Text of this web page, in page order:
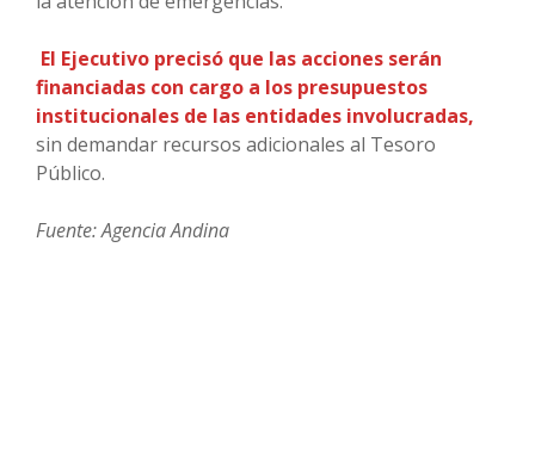
El Ejecutivo precisó que las acciones serán
financiadas con cargo a los presupuestos
institucionales de las entidades involucradas,
sin demandar recursos adicionales al Tesoro
Público.
Fuente: Agencia Andina